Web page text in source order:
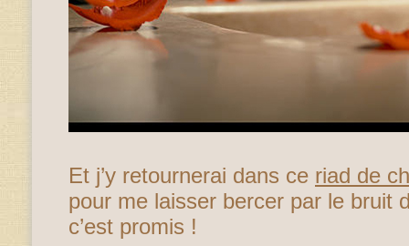
Et j’y retournerai dans ce riad de
pour me laisser bercer par le bruit
c’est promis !